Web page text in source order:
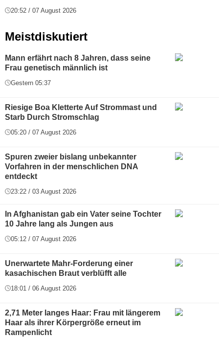
20:52 / 07 August 2026
Meistdiskutiert
Mann erfährt nach 8 Jahren, dass seine
Frau genetisch männlich ist
Gestern 05:37
Riesige Boa Kletterte Auf Strommast und
Starb Durch Stromschlag
05:20 / 07 August 2026
Spuren zweier bislang unbekannter
Vorfahren in der menschlichen DNA
entdeckt
23:22 / 03 August 2026
In Afghanistan gab ein Vater seine Tochter
10 Jahre lang als Jungen aus
05:12 / 07 August 2026
Unerwartete Mahr-Forderung einer
kasachischen Braut verblüfft alle
18:01 / 06 August 2026
2,71 Meter langes Haar: Frau mit längerem
Haar als ihrer Körpergröße erneut im
Rampenlicht